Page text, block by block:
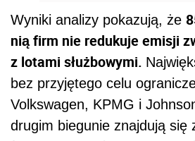
Wyniki analizy pokazują, że
nią firm nie redukuje emisji
z lotami służbowymi.
bez przyjętego celu
Volkswagen, KPMG i
drugim biegunie znajdują się